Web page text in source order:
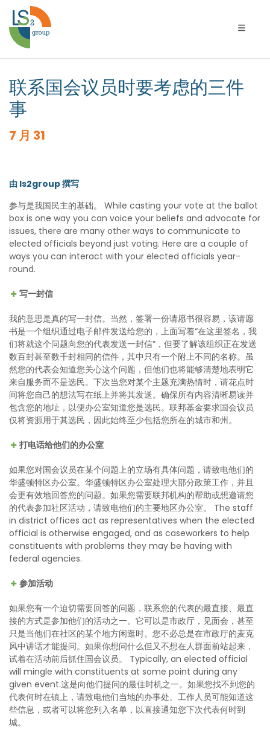
切换导
联系国会议员时要考虑的三件
事
7 月 31
由 ls2group 撰写
参与是我国民主的基础。 While casting your vote at the ballot
box is one way you can voice your beliefs and advocate for
issues, there are many other ways to communicate to
elected officials beyond just voting. Here are a couple of
ways you can interact with your elected officials year-
round.
写一封信
我的意思是真的写一封信。当然，签署一份请愿书很容易，该请愿
书是一个组织通过电子邮件发送给您的，上面写着“在这里签名，我
们将就这个问题向您的代表发送一封信”，但要了解该组织正在发送
数百封甚至数千封相同的信件，其中只有一个附上不同的名称。虽
然您的代表会知道您关心这个问题，但他们也将能够清楚地表明它
来自服务而不是选民。下次当您对某个主题充满热情时，请花点时
间将您自己的想法写在纸上并将其发送。确保所有内容清晰易读并
包含您的地址，以便办公室知道您是选民。联邦基金要求国会议员
仅将资源用于其选民，因此始终至少包括您所在的城市和州。
打电话给他们的办公室
如果您对国会议员在某个问题上的立场有具体问题，请致电他们的
华盛顿特区办公室。华盛顿特区办公室处理大部分政策工作，并且
会更有效地回答您的问题。如果您需要联邦机构的帮助或想邀请您
的代表参加社区活动，请致电他们的主要地区办公室。 The staff
in district offices act as representatives when the elected
official is otherwise engaged, and as caseworkers to help
constituents with problems they may be having with
federal agencies.
参加活动
如果您有一个迫切需要回答的问题，联系您的代表的最直接、最直
接的方式是参加他们的活动之一。它可以是市政厅，见面会，甚至
只是当他们在社区的某个地方闲逛时。您不必总是在市政厅的麦克
风中讲话才能提问。如果你想问什么但又不想在人群面前站起来，
试着在活动前后抓住国会议员。 Typically, an elected official
will mingle with constituents at some point during any
given event.这是向他们提问的最佳时机之一。如果您找不到您的
代表何时在镇上，请致电他们当地的办事处。工作人员可能知道这
些信息，或者可以将您列入名单，以直接通知您下次代表何时到
城。